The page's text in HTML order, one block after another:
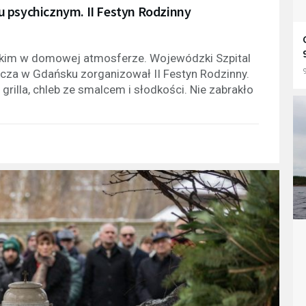
psychicznym. II Festyn Rodzinny
w domowej atmosferze. Wojewódzki Szpital
w Gdańsku zorganizował II Festyn Rodzinny.
chleb ze smalcem i słodkości. Nie zabrakło